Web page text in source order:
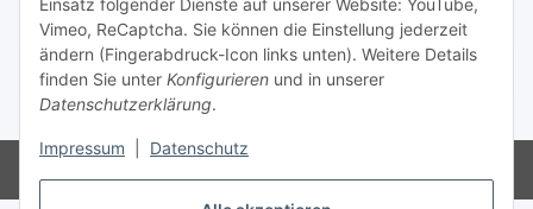
Einsatz folgender Dienste auf unserer Website: YouTube,
Vimeo, ReCaptcha. Sie können die Einstellung jederzeit
ändern (Fingerabdruck-Icon links unten). Weitere Details
finden Sie unter Konfigurieren und in unserer
Datenschutzerklärung.
Impressum Datenschutz
Vertrag widerrufen
* Alle Preise inkl. gesetzlicher USt., zzgl.